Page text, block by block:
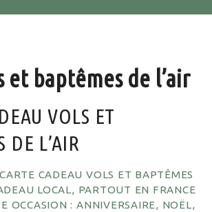
et baptêmes de l’air
VOLS ET
DE L’AIR
CADEAU VOLS ET BAPTÊMES
LOCAL, PARTOUT EN FRANCE
OCCASION : ANNIVERSAIRE, NOËL,